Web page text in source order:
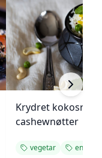
Krydret kokosris
cashewnøtter
vegetar enkel